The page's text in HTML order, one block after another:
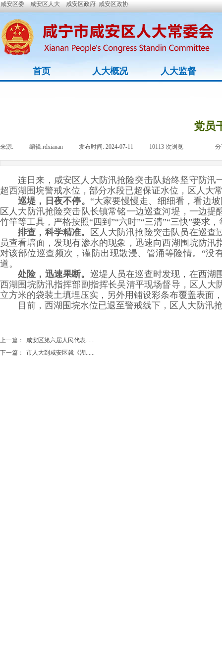
咸安区委 咸安区人大 咸安区政府 咸安区政协
首页 人大概况 人大监督
党员
来源: 编辑:rdxianan 发布时间: 2024-07-11 10113 次浏览 分
连日来，咸安区人大防汛抢险突击队始终坚守防
超西湖围垸警戒水位，部分水段已超保证水位，区人大
巡堤，日夜不停。 “大家要慢慢走、细细看，看边
区人大防汛抢险突击队长镇常铭一边巡查河堤，一边
竹竿等工具，严格按照“四到”“六时”“三清”“三快”要求
排查，科学精准。
区人大防汛抢险突击队员在巡查
员查看墙面，发现有渗水的现象，迅速向西湖围垸防
对该部位巡查频次，谨防出现散浸、管涌等险情。“没
道。
处险，迅速果断。 巡堤人员在巡查时发现，在西湖
西湖围垸防汛指挥部副指挥长吴清平现场督导，区人
立方米的袋装土填埋压实，另外用铺设彩条布覆盖表面
目前，西湖围垸水位已退至警戒线下，区人大防汛
上一篇：
咸安区第六届人民代表......
下一篇：
市人大到咸安区就《湖......